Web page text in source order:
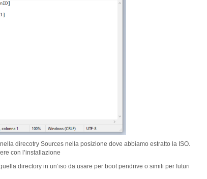
direcotry Sources nella posizione dove abbiamo estratto la ISO.
con l’installazione
directory in un’iso da usare per boot pendrive o simili per futuri